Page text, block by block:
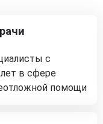
с
в сфере
помощи